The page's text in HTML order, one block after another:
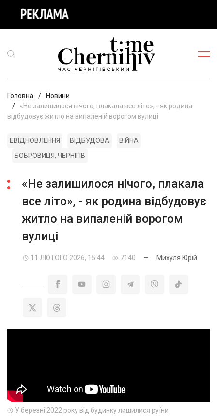
Головна
Новини
«Не залишилося нічого, плакала все літо», - як родина
відбудовує житло на випаленій ворогом вулиці
ЕВІДНОВЛЕННЯ ВІДБУДОВА
ВІЙНА
БОБРОВИЦЯ, ЧЕРНІГІВ
«Не залишилося нічого, плакала
все літо», - як родина відбудовує
житло на випаленій ворогом
вулиці
11 ЛЮТОГО 2026, 15:44 7140 — Михуля Юрій
У березні 2022 року від будинку лишилися руїни